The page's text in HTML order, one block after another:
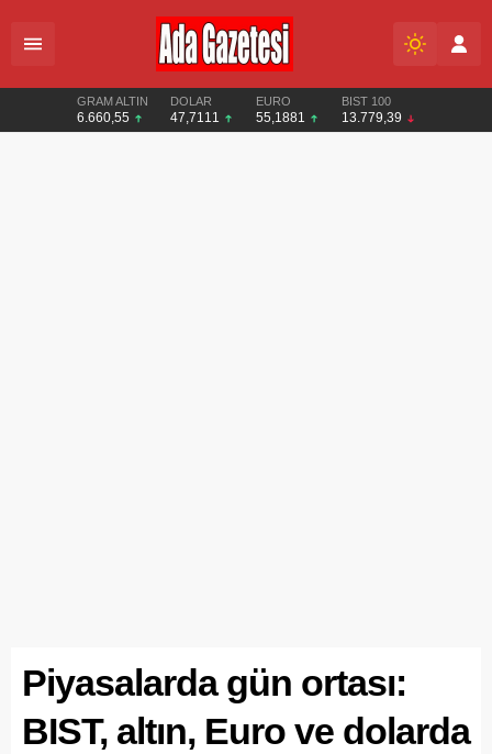
GRAM ALTIN
6.660,55
DOLAR
47,7111
EURO
55,1881
BIST 100
13.779,39
Piyasalarda gün ortası:
BIST, altın, Euro ve dolarda